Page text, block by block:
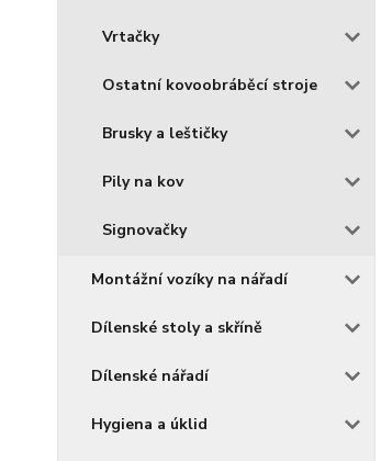
Vrtačky
Ostatní kovoobráběcí stroje
Brusky a leštičky
Pily na kov
Signovačky
Montážní vozíky na nářadí
Dílenské stoly a skříně
Dílenské nářadí
Hygiena a úklid